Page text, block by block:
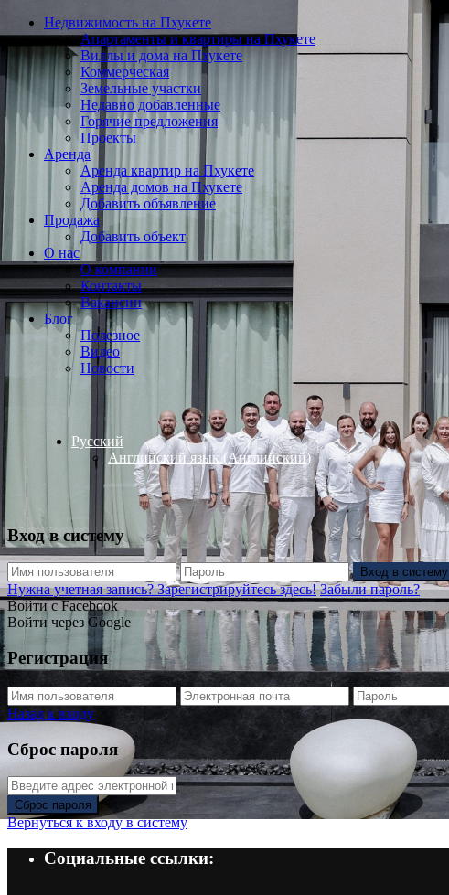
Недвижимость на Пхукете
Апартаменты и квартиры на Пхукете
Виллы и дома на Пхукете
Коммерческая
Земельные участки
Недавно добавленные
Горячие предложения
Проекты
Аренда
Аренда квартир на Пхукете
Аренда домов на Пхукете
Добавить объявление
Продажа
Добавить объект
О нас
О компании
Контакты
Вакансии
Блог
Полезное
Видео
Новости
Русский
Английский язык (Английский)
Вход в систему
Вход в систему
Нужна учетная запись? Зарегистрируйтесь здесь! Забыли пароль?
Войти с Facebook
Войти через Google
Регистрация
Назад к входу
Сброс пароля
Сброс пароля
Вернуться к входу в систему
Социальные ссылки: